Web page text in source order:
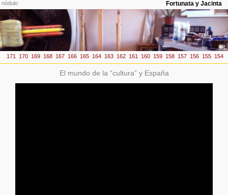
El mundo de la “cultura” y España